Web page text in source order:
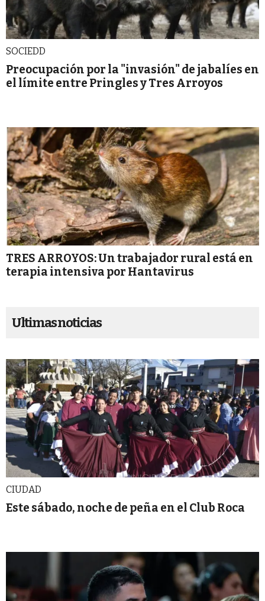
SOCIEDD
Preocupación por la "invasión" de jabalíes en
el límite entre Pringles y Tres Arroyos
TRES ARROYOS: Un trabajador rural está en
terapia intensiva por Hantavirus
Ultimas noticias
CIUDAD
Este sábado, noche de peña en el Club Roca